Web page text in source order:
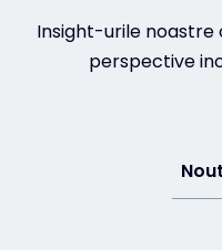
Insight-urile
perspective